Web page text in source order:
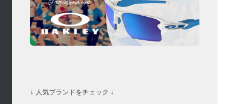
↓ 人気ブランドをチェック ↓